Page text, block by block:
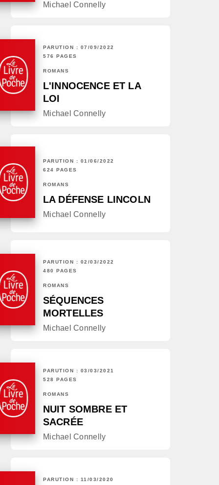
Michael Connelly
PARUTION : 07/09/2022
576 PAGES
ROMANS
L'INNOCENCE ET LA
LOI
Michael Connelly
PARUTION : 01/06/2022
624 PAGES
ROMANS
LA DÉFENSE LINCOLN
Michael Connelly
PARUTION : 02/03/2022
480 PAGES
ROMANS
SÉQUENCES
MORTELLES
Michael Connelly
PARUTION : 03/03/2021
528 PAGES
ROMANS
NUIT SOMBRE ET
SACRÉE
Michael Connelly
PARUTION : 11/03/2020